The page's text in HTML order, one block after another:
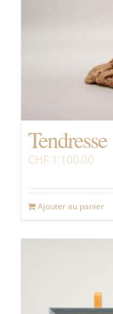
Tendresse
CHF 1'100.00
Ajouter au panier